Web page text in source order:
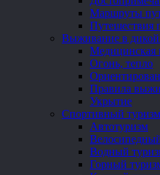
Маршруты
Путешествия
Выживание в
Медицинская
Огонь, тепло
Правила
Укрытие
Спортивный туризм
Автотуризм
Водный
Горный